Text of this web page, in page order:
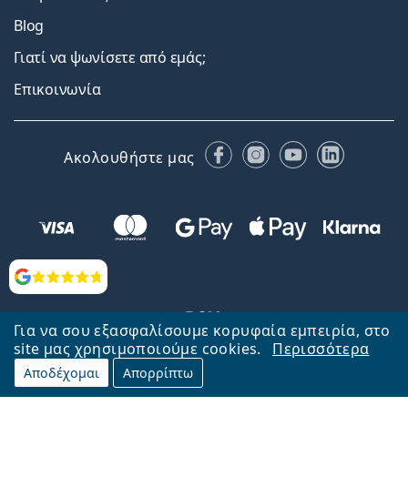
Για να σου εξασφαλίσουμε κορυφαία εμπειρία, στο
site μας χρησιμοποιούμε cookies.
Περισσότερα
Αποδέχομαι Απορρίπτω
Αξιολογήσεις
Blog
Γιατί να ψωνίσετε από εμάς;
Επικοινωνία
Ακολουθήστε μας FacebookInstagram
YouTubeLinkedIn
Επιστροφή στην αρχική σελίδα